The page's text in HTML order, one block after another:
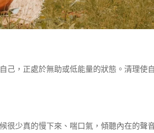
己，正處於無助或低能量的狀態。清理使
很少真的慢下來、喘口氣，傾聽內在的聲